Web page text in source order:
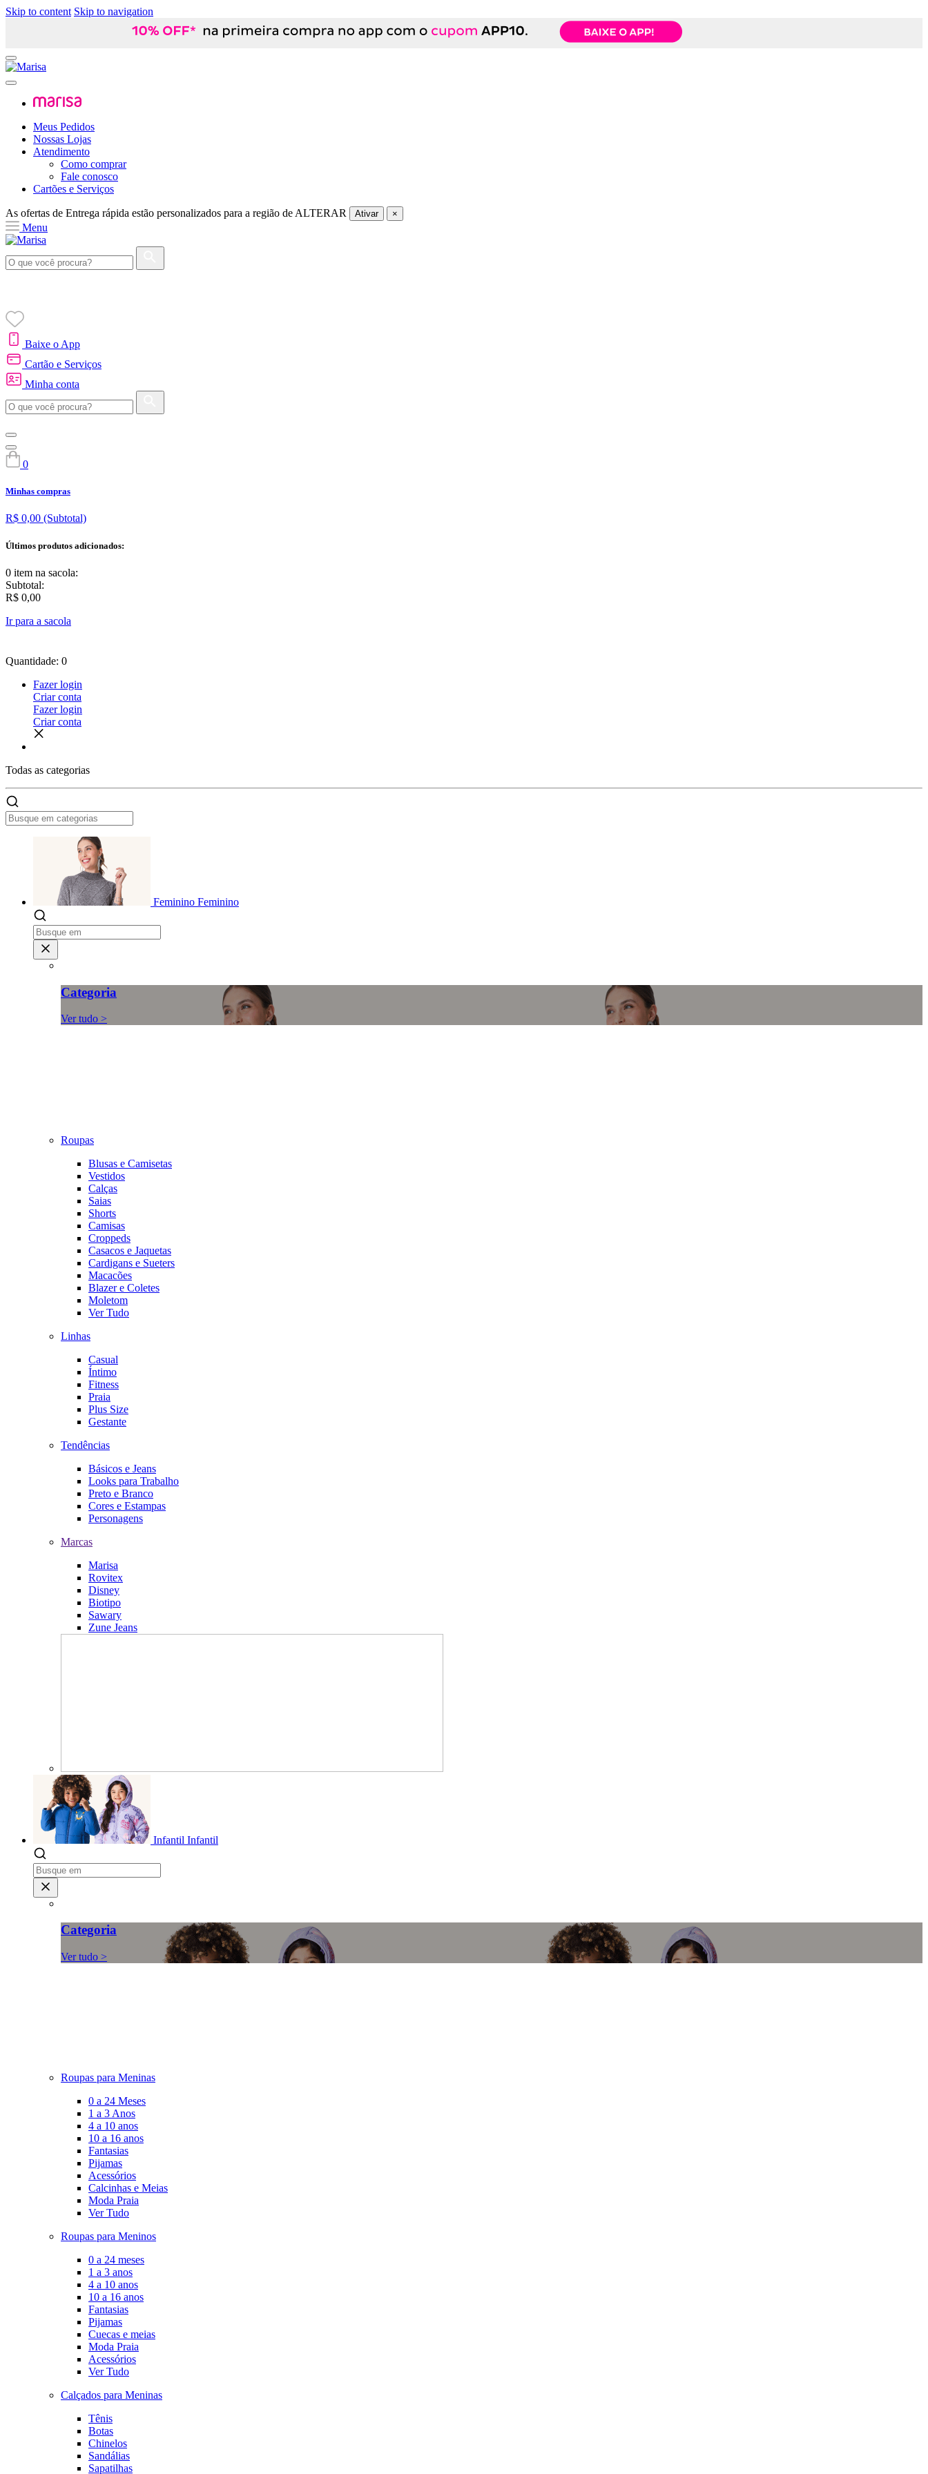
Skip to content Skip to navigation
Meus Pedidos
Nossas Lojas
Atendimento
Como comprar
Fale conosco
Cartões e Serviços
As ofertas de Entrega rápida estão personalizados para a região de ALTERAR Ativar ×
Menu
Baixe o App
Cartão e Serviços
Minha conta
0
Minhas compras
R$ 0,00 (Subtotal)
Últimos produtos adicionados:
0 item na sacola:
Subtotal:
R$ 0,00
Ir para a sacola
Quantidade: 0
Fazer login
Criar conta
Fazer login
Criar conta
Todas as categorias
Feminino Feminino
Categoria
Ver tudo >
Roupas
Blusas e Camisetas
Vestidos
Calças
Saias
Shorts
Camisas
Croppeds
Casacos e Jaquetas
Cardigans e Sueters
Macacões
Blazer e Coletes
Moletom
Ver Tudo
Linhas
Casual
Íntimo
Fitness
Praia
Plus Size
Gestante
Tendências
Básicos e Jeans
Looks para Trabalho
Preto e Branco
Cores e Estampas
Personagens
Marcas
Marisa
Rovitex
Disney
Biotipo
Sawary
Zune Jeans
Infantil Infantil
Categoria
Ver tudo >
Roupas para Meninas
0 a 24 Meses
1 a 3 Anos
4 a 10 anos
10 a 16 anos
Fantasias
Pijamas
Acessórios
Calcinhas e Meias
Moda Praia
Ver Tudo
Roupas para Meninos
0 a 24 meses
1 a 3 anos
4 a 10 anos
10 a 16 anos
Fantasias
Pijamas
Cuecas e meias
Moda Praia
Acessórios
Ver Tudo
Calçados para Meninas
Tênis
Botas
Chinelos
Sandálias
Sapatilhas